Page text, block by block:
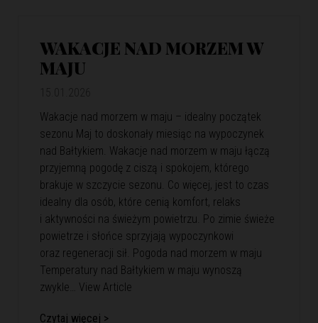
WAKACJE NAD MORZEM W
MAJU
Wakacje nad morzem w maju – idealny początek
sezonu Maj to doskonały miesiąc na wypoczynek
nad Bałtykiem. Wakacje nad morzem w maju łączą
przyjemną pogodę z ciszą i spokojem, którego
brakuje w szczycie sezonu. Co więcej, jest to czas
idealny dla osób, które cenią komfort, relaks
i aktywności na świeżym powietrzu. Po zimie świeże
powietrze i słońce sprzyjają wypoczynkowi
oraz regeneracji sił. Pogoda nad morzem w maju
Temperatury nad Bałtykiem w maju wynoszą
zwykle… View Article
Czytaj więcej >